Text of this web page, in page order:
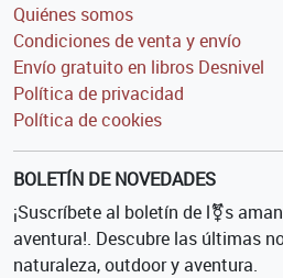
Quiénes somos
Condiciones de venta y envío
Envío gratuito en libros Desnivel
Política de privacidad
Política de cookies
BOLETÍN DE NOVEDADES
¡Suscríbete al boletín de l⚧s
aventura!. Descubre las últimas
naturaleza, outdoor y aventura.